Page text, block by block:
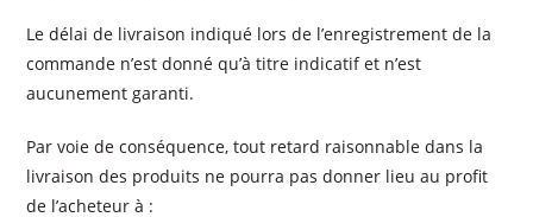
Le délai de livraison indiqué lors de l’enregistrement de la
commande n’est donné qu’à titre indicatif et n’est
aucunement garanti.
Par voie de conséquence, tout retard raisonnable dans la
livraison des produits ne pourra pas donner lieu au profit
de l’acheteur à :